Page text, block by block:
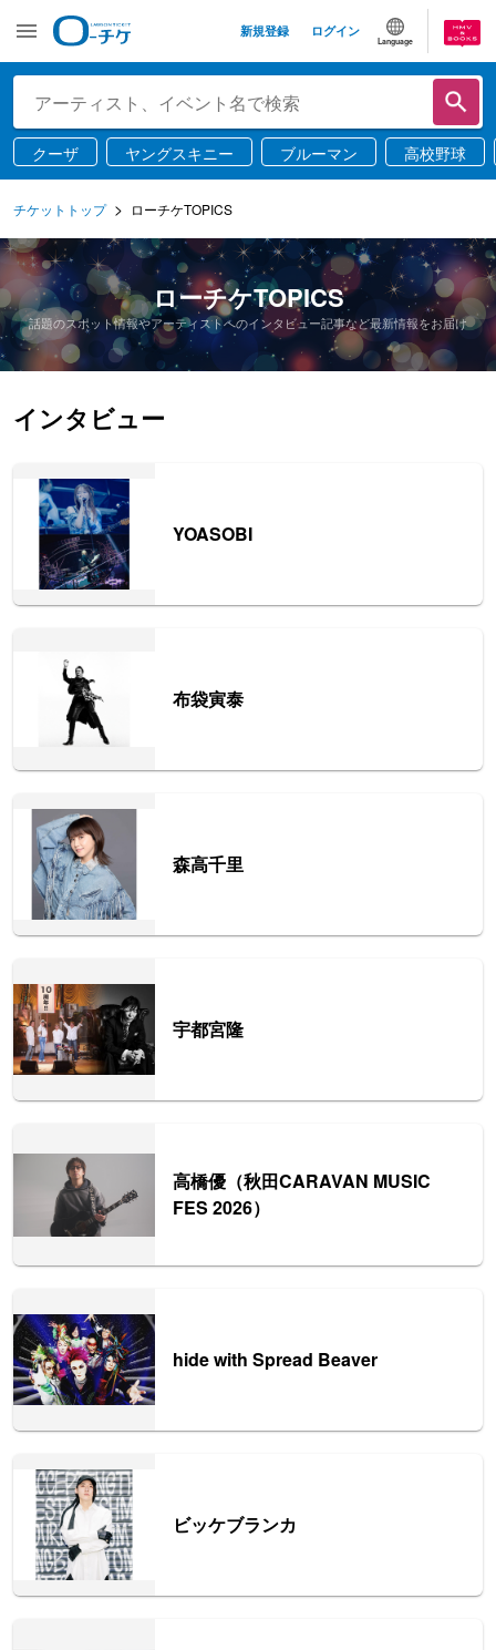
新規登録 ログイン
Language
クーザ ヤングスキニー ブルーマン 高校野球
チケットトップ ローチケTOPICS
ローチケTOPICS
話題のスポット情報やアーティストへのインタビュー記事など最新情報をお届け
インタビュー
YOASOBI
布袋寅泰
森高千里
宇都宮隆
高橋優（秋田CARAVAN MUSIC
FES 2026）
hide with Spread Beaver
ビッケブランカ